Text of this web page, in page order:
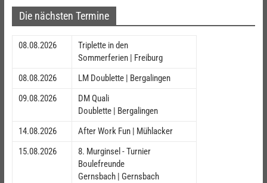
Die nächsten Termine
08.08.2026
Triplette in den
Sommerferien | Freiburg
08.08.2026
LM Doublette | Bergalingen
09.08.2026
DM Quali
Doublette | Bergalingen
14.08.2026
After Work Fun | Mühlacker
15.08.2026
8. Murginsel - Turnier
Boulefreunde
Gernsbach | Gernsbach